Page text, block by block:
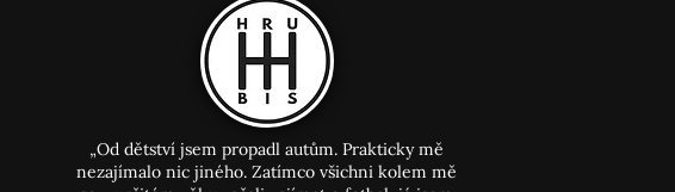
„Od dětství jsem propadl autům. Prakticky mě
nezajímalo nic jiného. Zatímco všichni kolem mě